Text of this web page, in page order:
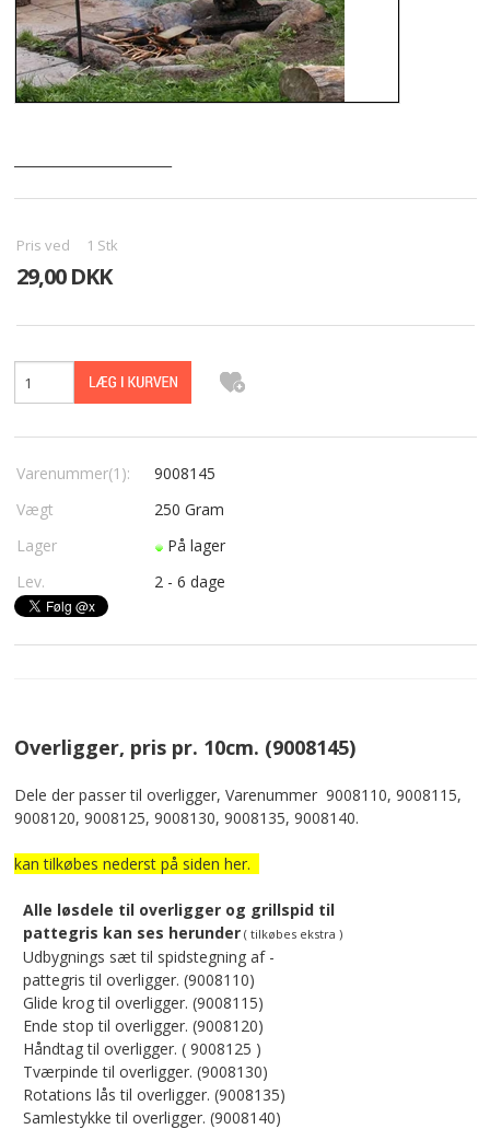
TILBUD
KONTAKT
VILKÅR
GALLERI
Pris ved 1 Stk
29,00 DKK
Varenummer(1):
9008145
Vægt
250 Gram
Lager
På lager
Lev.
2 - 6 dage
Overligger, pris pr. 10cm. (9008145)
Dele der passer til overligger, Varenummer 9008110, 9008115,
9008120, 9008125, 9008130, 9008135, 9008140.
kan tilkøbes nederst på siden her.
Alle løsdele til overligger og grillspid til
pattegris kan ses herunder( tilkøbes ekstra )
Udbygnings sæt til spidstegning af -
pattegris til overligger. (9008110)
Glide krog til overligger. (9008115)
Ende stop til overligger. (9008120)
Håndtag til overligger. ( 9008125 )
Tværpinde til overligger. (9008130)
Rotations lås til overligger. (9008135)
Samlestykke til overligger. (9008140)